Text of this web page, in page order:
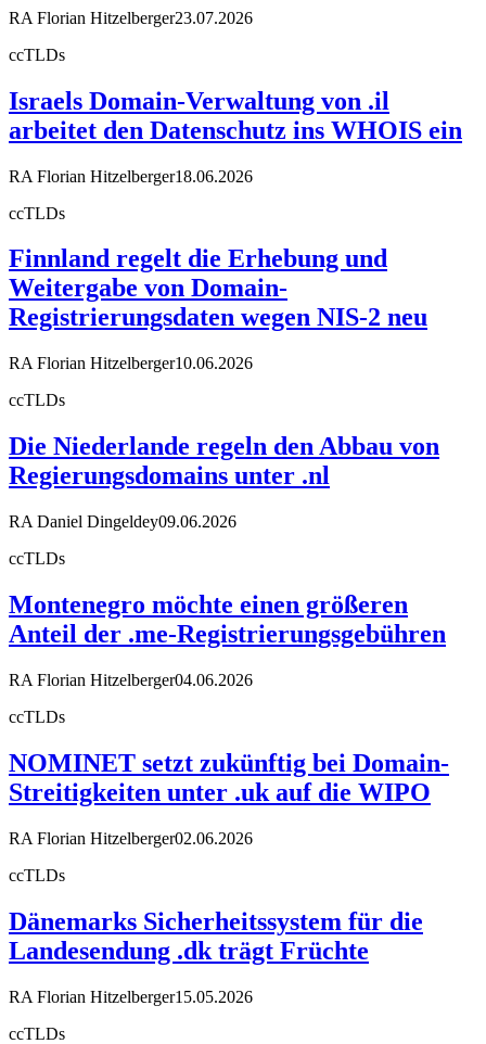
RA Florian Hitzelberger23.07.2026
ccTLDs
Israels Domain-Verwaltung von .il
arbeitet den Datenschutz ins WHOIS ein
RA Florian Hitzelberger18.06.2026
ccTLDs
Finnland regelt die Erhebung und
Weitergabe von Domain-
Registrierungsdaten wegen NIS-2 neu
RA Florian Hitzelberger10.06.2026
ccTLDs
Die Niederlande regeln den Abbau von
Regierungsdomains unter .nl
RA Daniel Dingeldey09.06.2026
ccTLDs
Montenegro möchte einen größeren
Anteil der .me-Registrierungsgebühren
RA Florian Hitzelberger04.06.2026
ccTLDs
NOMINET setzt zukünftig bei Domain-
Streitigkeiten unter .uk auf die WIPO
RA Florian Hitzelberger02.06.2026
ccTLDs
Dänemarks Sicherheitssystem für die
Landesendung .dk trägt Früchte
RA Florian Hitzelberger15.05.2026
ccTLDs